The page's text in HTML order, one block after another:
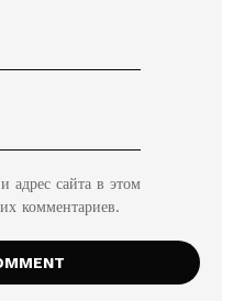
адрес сайта в этом
комментариев.